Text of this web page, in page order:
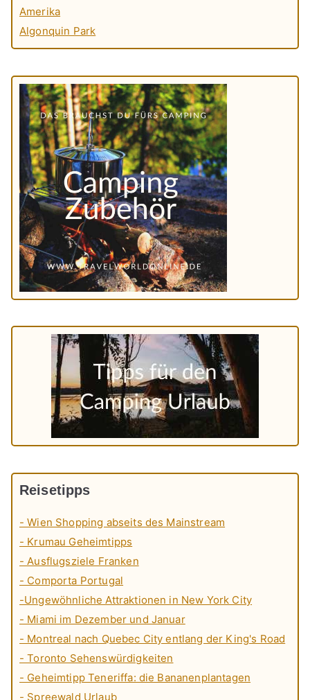
Amerika
Algonquin Park
Reisetipps
- Wien Shopping abseits des Mainstream
- Krumau Geheimtipps
- Ausflugsziele Franken
- Comporta Portugal
-Ungewöhnliche Attraktionen in New York City
- Miami im Dezember und Januar
- Montreal nach Quebec City entlang der King's Road
- Toronto Sehenswürdigkeiten
- Geheimtipp Teneriffa: die Bananenplantagen
- Spreewald Urlaub